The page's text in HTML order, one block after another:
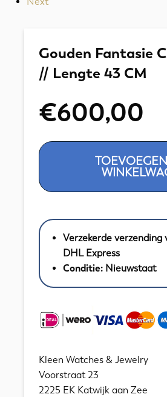
Gouden Fantasie
// Lengte 43 CM
€600,00
Gouden
Collier
14
//
Lengte
aantal
Verzekerde verzending
DHL Express
Conditie: Nieuwstaat
Kleen Watches & Jewelry
Voorstraat 23
2225 EK Katwijk aan Zee